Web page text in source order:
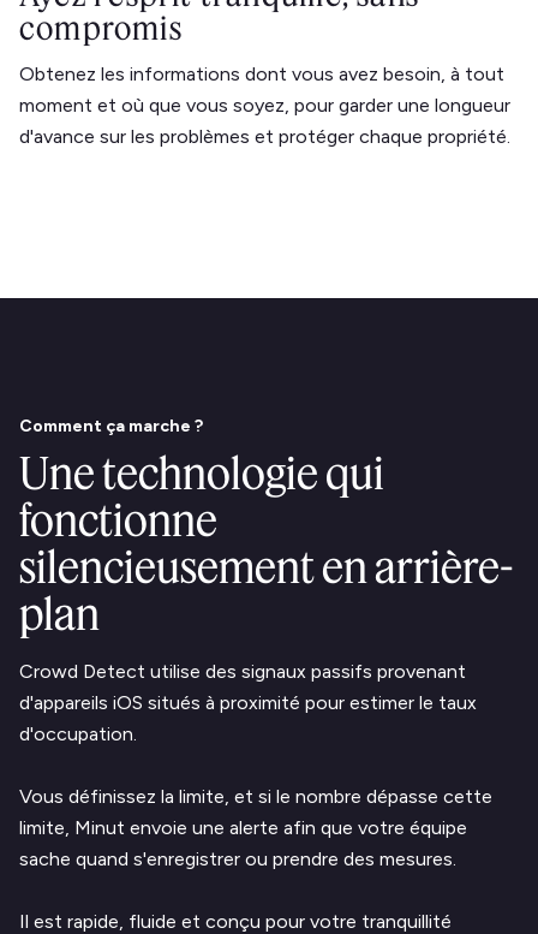
compromis
Obtenez les informations dont vous avez besoin, à tout
moment et où que vous soyez, pour garder une longueur
d'avance sur les problèmes et protéger chaque propriété.
Comment ça marche ?
Une technologie qui
fonctionne
silencieusement en arrière-
plan
Crowd Detect utilise des signaux passifs provenant
d'appareils iOS situés à proximité pour estimer le taux
d'occupation.
Vous définissez la limite, et si le nombre dépasse cette
limite, Minut envoie une alerte afin que votre équipe
sache quand s'enregistrer ou prendre des mesures.
Il est rapide, fluide et conçu pour votre tranquillité